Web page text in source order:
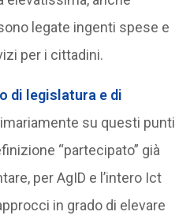
legate ingenti spese e
per i cittadini.
di legislatura e di
su questi punti
“partecipato” già
per AgID e l’intero Ict
in grado di elevare